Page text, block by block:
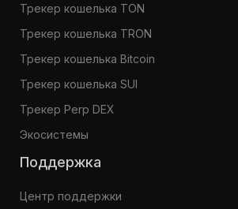
Трекер кошелька TON
Трекер кошелька TRON
Трекер кошелька Bitcoin
Трекер кошелька SUI
Трекер Perp DEX
Экосистемы
Поддержка
Центр поддержки